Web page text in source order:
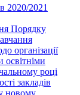
2020/2021
Порядку
організації
освітніми
році
закладів
у новому